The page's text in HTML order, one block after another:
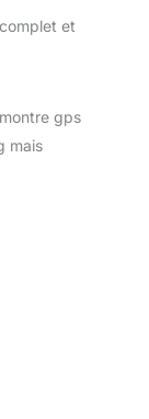
et
gps
mais